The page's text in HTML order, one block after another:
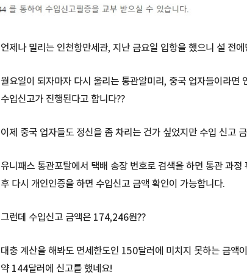
언제나 밀리는 인천항만세관, 지난 금요일 입항을 했으니 설 전
월요일이 되자마자 다시 울리는 통관알미리, 중국 업자들이라면
수입신고가 진행된다고 합니다??
이제 중국 업자들도 정신을 좀 차리는 건가 싶었지만 수입 신고
유니패스 통관포탈에서 택배 송장 번호로 검색을 하면 통관 과
후 다시 개인인증을 하면 수입신고 금액 확인이 가능합니다.
그런데 수입신고 금액은 174,246원??
대충 계산을 해봐도 면세한도인 150달러에 미치지 못하는 금액
약 144달러에 신고를 했네요!